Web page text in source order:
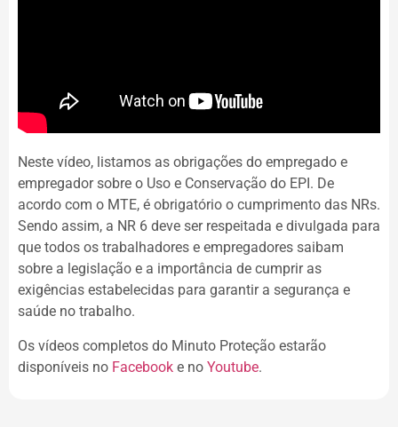
Neste vídeo, listamos as obrigações do empregado e
empregador sobre o Uso e Conservação do EPI. De
acordo com o MTE, é obrigatório o cumprimento das NRs.
Sendo assim, a NR 6 deve ser respeitada e divulgada para
que todos os trabalhadores e empregadores saibam
sobre a legislação e a importância de cumprir as
exigências estabelecidas para garantir a segurança e
saúde no trabalho.
Os vídeos completos do Minuto Proteção estarão
disponíveis no Facebook e no Youtube.